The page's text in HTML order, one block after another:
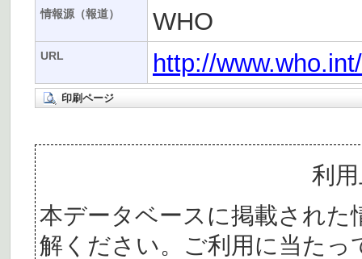
情報源（報道） WHO
URL http://
印刷ページ
利
本データベースに掲載された
解ください。ご利用に当た